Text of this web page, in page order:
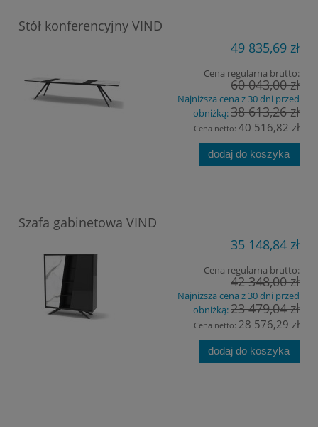
Stół konferencyjny VIND
49 835,69 zł
Cena regularna brutto:
60 043,00 zł
Najniższa cena z 30 dni przed
obniżką:38 613,26 zł
Cena netto: 40 516,82 zł
dodaj do koszyka
Szafa gabinetowa VIND
35 148,84 zł
Cena regularna brutto:
42 348,00 zł
Najniższa cena z 30 dni przed
obniżką:23 479,04 zł
Cena netto: 28 576,29 zł
dodaj do koszyka